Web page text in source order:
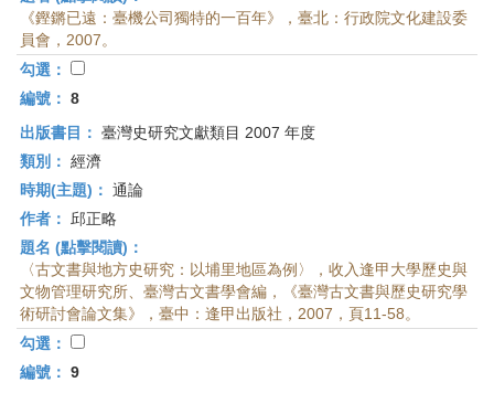
《鏗鏘已遠：臺機公司獨特的一百年》，臺北：行政院文化建設委
員會，2007。
勾選：
編號： 8
出版書目： 臺灣史研究文獻類目 2007 年度
類別： 經濟
時期(主題)： 通論
作者：
邱正略
題名 (點擊閱讀)：
〈古文書與地方史研究：以埔里地區為例〉，收入逢甲大學歷史與
文物管理研究所、臺灣古文書學會編，《臺灣古文書與歷史研究學
術研討會論文集》，臺中：逢甲出版社，2007，頁11-58。
勾選：
編號： 9